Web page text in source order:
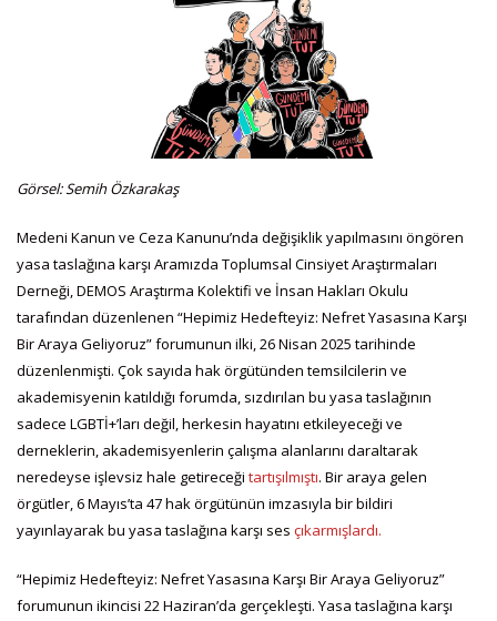
Görsel: Semih Özkarakaş
Medeni Kanun ve Ceza Kanunu’nda değişiklik yapılmasını öngören
yasa taslağına karşı Aramızda Toplumsal Cinsiyet Araştırmaları
Derneği, DEMOS Araştırma Kolektifi ve İnsan Hakları Okulu
tarafından düzenlenen “Hepimiz Hedefteyiz: Nefret Yasasına Karşı
Bir Araya Geliyoruz” forumunun ilki, 26 Nisan 2025 tarihinde
düzenlenmişti. Çok sayıda hak örgütünden temsilcilerin ve
akademisyenin katıldığı forumda, sızdırılan bu yasa taslağının
sadece LGBTİ+’ları değil, herkesin hayatını etkileyeceği ve
derneklerin, akademisyenlerin çalışma alanlarını daraltarak
neredeyse işlevsiz hale getireceği tartışılmıştı. Bir araya gelen
örgütler, 6 Mayıs’ta 47 hak örgütünün imzasıyla bir bildiri
yayınlayarak bu yasa taslağına karşı ses çıkarmışlardı.
“Hepimiz Hedefteyiz: Nefret Yasasına Karşı Bir Araya Geliyoruz”
forumunun ikincisi 22 Haziran’da gerçekleşti. Yasa taslağına karşı